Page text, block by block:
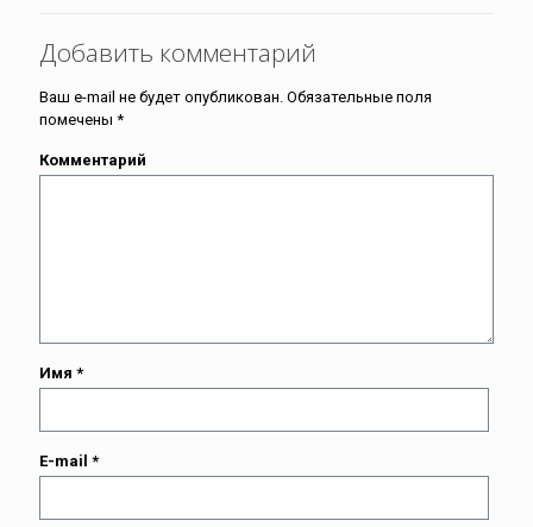
Добавить комментарий
Ваш e-mail не будет опубликован. Обязательные поля
помечены *
Комментарий
Имя *
E-mail *